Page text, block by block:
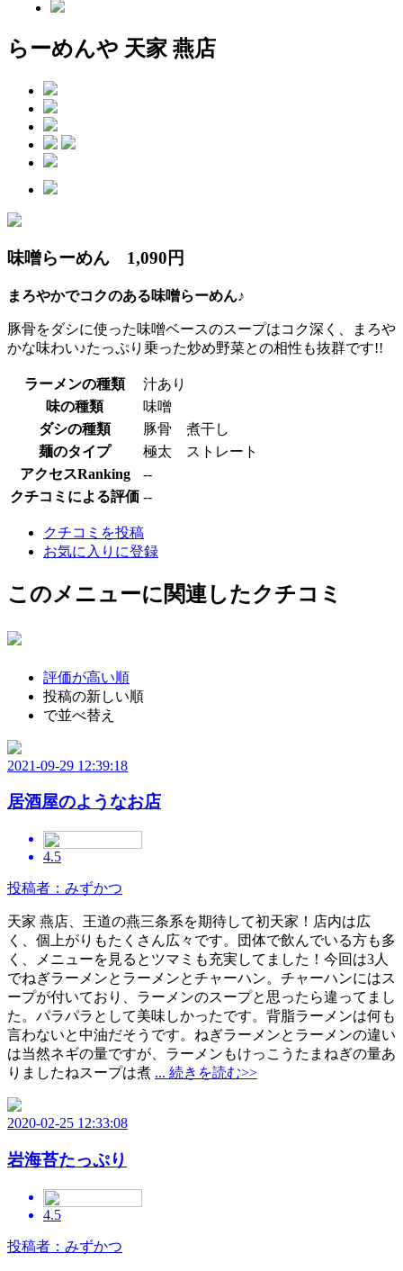
らーめんや 天家 燕店
味噌らーめん 1,090円
まろやかでコクのある味噌らーめん♪
豚骨をダシに使った味噌ベースのスープはコク深く、まろや
かな味わい♪たっぷり乗った炒め野菜との相性も抜群です!!
ラーメンの種類
汁あり
味の種類
味噌
ダシの種類
豚骨 煮干し
麺のタイプ
極太 ストレート
アクセスRanking
--
クチコミによる評価 --
クチコミを投稿
お気に入りに登録
このメニューに関連したクチコミ
評価が高い順
投稿の新しい順
で並べ替え
2021-09-29 12:39:18
居酒屋のようなお店
4.5
投稿者：みずかつ
天家 燕店、王道の燕三条系を期待して初天家！店内は広
く、個上がりもたくさん広々です。団体で飲んでいる方も多
く、メニューを見るとツマミも充実してました！今回は3人
でねぎラーメンとラーメンとチャーハン。チャーハンにはス
ープが付いており、ラーメンのスープと思ったら違ってまし
た。パラパラとして美味しかったです。背脂ラーメンは何も
言わないと中油だそうです。ねぎラーメンとラーメンの違い
は当然ネギの量ですが、ラーメンもけっこうたまねぎの量あ
りましたねスープは煮 ... 続きを読む>>
2020-02-25 12:33:08
岩海苔たっぷり
4.5
投稿者：みずかつ